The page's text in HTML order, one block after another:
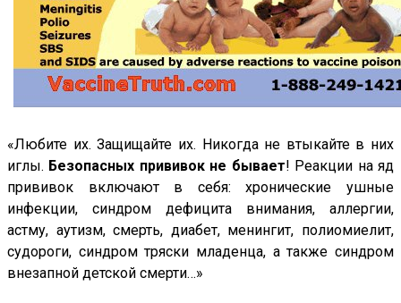
«Любите их. Защищайте их. Никогда не втыкайте в них
иглы. Безопасных прививок не бывает! Реакции на яд
прививок включают в себя: хронические ушные
инфекции, синдром дефицита внимания, аллергии,
астму, аутизм, смерть, диабет, менингит, полиомиелит,
судороги, синдром тряски младенца, а также синдром
внезапной детской смерти…»